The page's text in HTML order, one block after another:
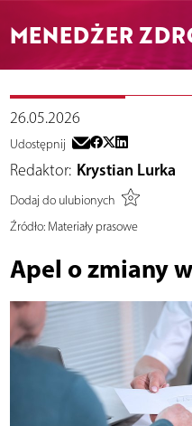
MENEDŻER
26.05.2026
Udostępnij
Redaktor: Krystian Lurka
Dodaj do ulubionych
Źródło:Materiały prasowe
Apel o zmiany